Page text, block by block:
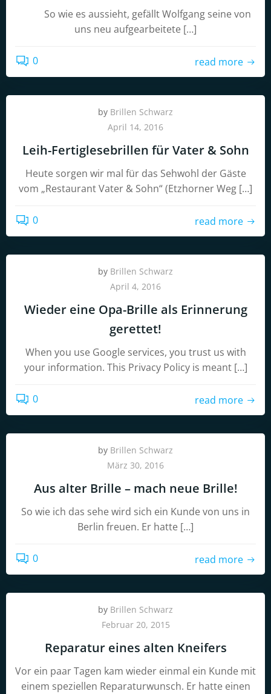
So wie es aussieht, gefällt Wolfgang seine von
uns neu aufgearbeitete […]
0 read more
by Brillen Schwarz
April 14, 2016
Leih-Fertiglesebrillen für Vater & Sohn
Heute sorgen wir mal für das Sehwohl der Gäste
vom „Restaurant Vater & Sohn“ (Etzhorner Weg […]
0 read more
by Brillen Schwarz
April 4, 2016
Wieder eine Opa-Brille als Erinnerung
gerettet!
When you use Google services, you trust us with
your information. This Privacy Policy is meant […]
0 read more
by Brillen Schwarz
März 30, 2016
Aus alter Brille – mach neue Brille!
So wie ich das sehe wird sich ein Kunde von uns in
Berlin freuen. Er hatte […]
0 read more
by Brillen Schwarz
Februar 20, 2015
Reparatur eines alten Kneifers
Vor ein paar Tagen kam wieder einmal ein Kunde mit
einem speziellen Reparaturwunsch. Er hatte einen